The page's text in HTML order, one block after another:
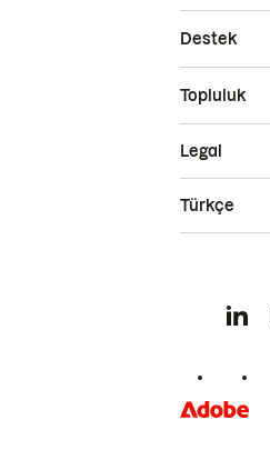
Destek
Topluluk
Legal
Türkçe